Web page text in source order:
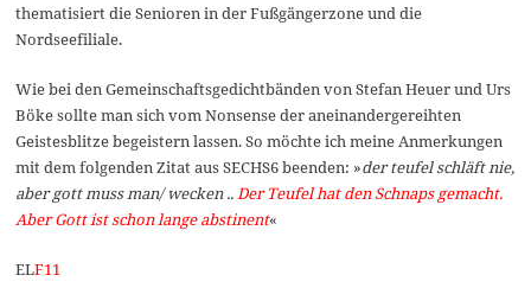
thematisiert die Senioren in der Fußgängerzone und die
Nordseefiliale.
Wie bei den Gemeinschaftsgedichtbänden von Stefan Heuer und Urs
Böke sollte man sich vom Nonsense der aneinandergereihten
Geistesblitze begeistern lassen. So möchte ich meine Anmerkungen
mit dem folgenden Zitat aus SECHS6 beenden: »der teufel schläft nie,
aber gott muss man/ wecken .. Der Teufel hat den Schnaps gemacht.
Aber Gott ist schon lange abstinent«
ELF11